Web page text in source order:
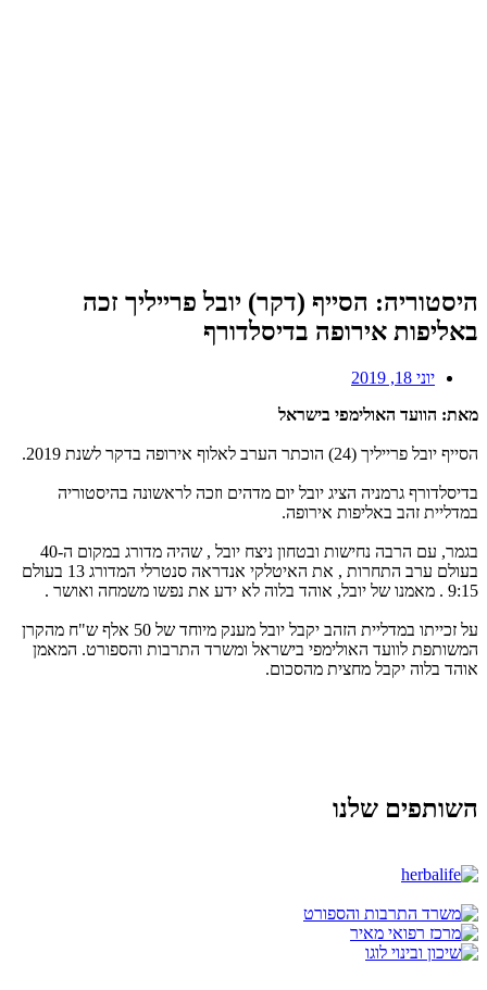
היסטוריה: הסייף (דקר) יובל פרייליך זכה
באליפות אירופה בדיסלדורף
יוני 18, 2019
מאת: הוועד האולימפי בישראל
הסייף יובל פרייליך (24) הוכתר הערב לאלוף אירופה בדקר לשנת 2019.
בדיסלדורף גרמניה הציג יובל יום מדהים וזכה לראשונה בהיסטוריה
במדליית זהב באליפות אירופה.
בגמר, עם הרבה נחישות ובטחון ניצח יובל , שהיה מדורג במקום ה-40
בעולם ערב התחרות , את האיטלקי אנדראה סנטרלי המדורג 13 בעולם
9:15 . מאמנו של יובל, אוהד בלוה לא ידע את נפשו משמחה ואושר .
על זכייתו במדליית הזהב יקבל יובל מענק מיוחד של 50 אלף ש"ח מהקרן
המשותפת לוועד האולימפי בישראל ומשרד התרבות והספורט. המאמן
אוהד בלוה יקבל מחצית מהסכום.
השותפים שלנו